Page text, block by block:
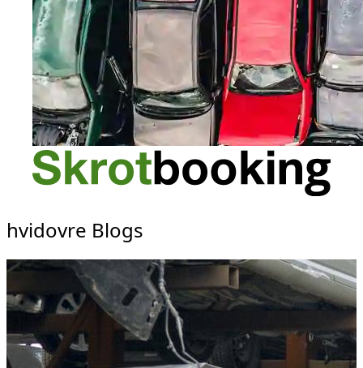
hvidovre Blogs